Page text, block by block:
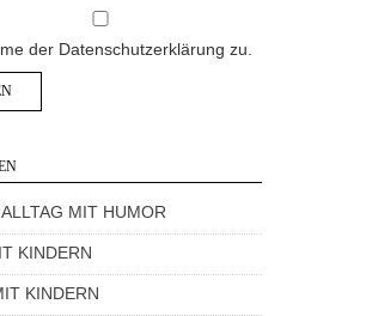
der Datenschutzerklärung zu.
MIT HUMOR
KINDERN
KINDERN